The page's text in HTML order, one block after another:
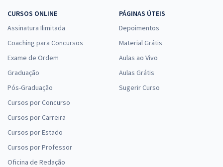
CURSOS ONLINE
Assinatura Ilimitada
Coaching para Concursos
Exame de Ordem
Graduação
Pós-Graduação
Cursos por Concurso
Cursos por Carreira
Cursos por Estado
Cursos por Professor
Oficina de Redação
PÁGINAS ÚTEIS
Depoimentos
Material Grátis
Aulas ao Vivo
Aulas Grátis
Sugerir Curso